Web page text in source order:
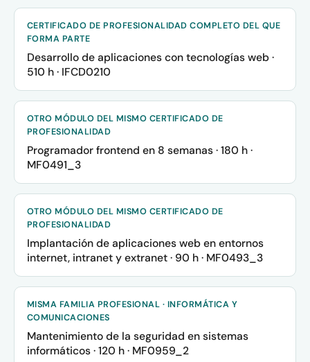
CERTIFICADO DE PROFESIONALIDAD COMPLETO DEL QUE
FORMA PARTE
Desarrollo de aplicaciones con tecnologías web ·
510 h · IFCD0210
OTRO MÓDULO DEL MISMO CERTIFICADO DE
PROFESIONALIDAD
Programador frontend en 8 semanas · 180 h ·
MF0491_3
OTRO MÓDULO DEL MISMO CERTIFICADO DE
PROFESIONALIDAD
Implantación de aplicaciones web en entornos
internet, intranet y extranet · 90 h · MF0493_3
MISMA FAMILIA PROFESIONAL · INFORMÁTICA Y
COMUNICACIONES
Mantenimiento de la seguridad en sistemas
informáticos · 120 h · MF0959_2